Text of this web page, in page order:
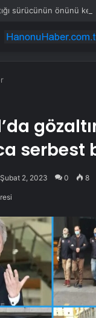
sürücünün önünü
serbest
Şubat 2, 2023 0 8